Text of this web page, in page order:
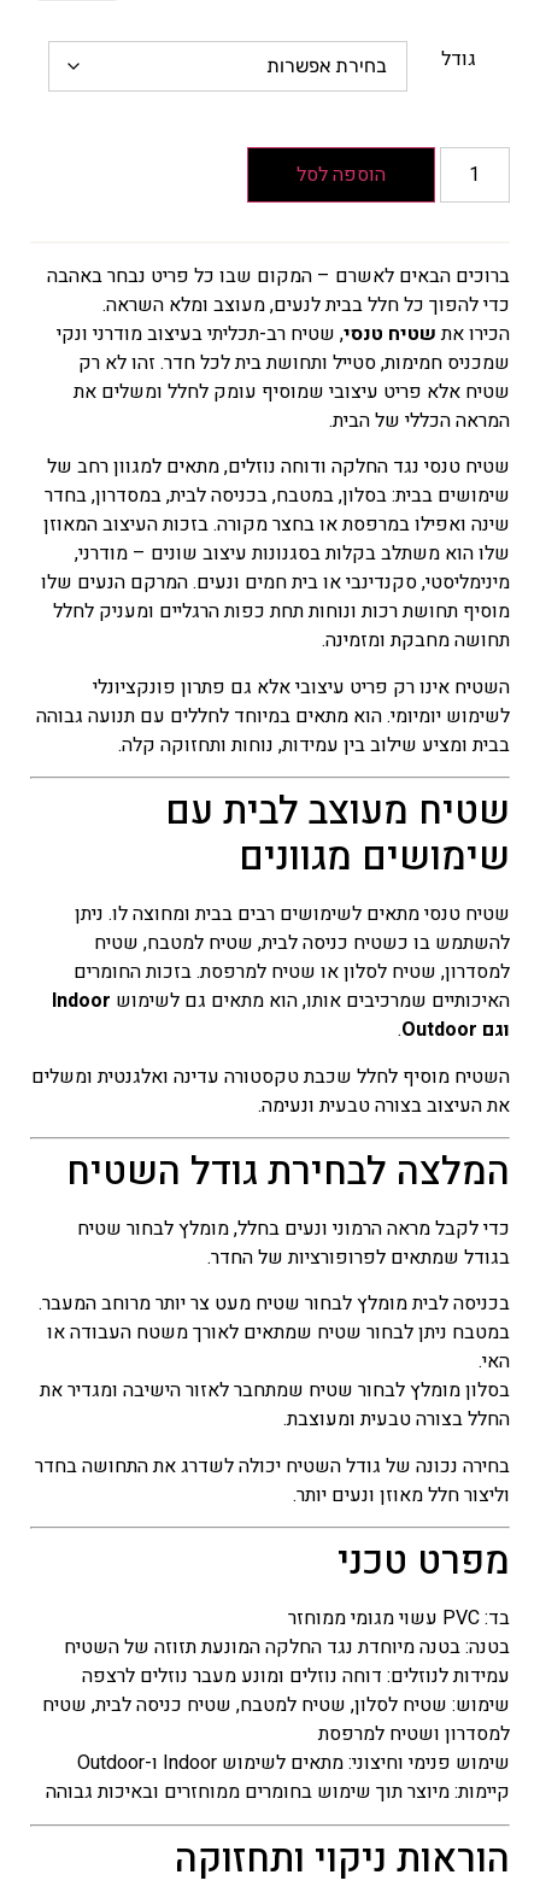
₪220
טווח
מחירים:
המחיר
הנוכחי
הוא
₪55
–
₪154
טווח
מחירים:
עד
גודל
הוספה לסל
ברוכים הבאים לאשרם – המקום שבו כל פריט נבחר באהבה
כדי להפוך כל חלל בבית לנעים, מעוצב ומלא השראה.
הכירו אתשטיח טנסי, שטיח רב-תכליתי בעיצוב מודרני ונקי
שמכניס חמימות, סטייל ותחושת בית לכל חדר. זהו לא רק
שטיח אלא פריט עיצובי שמוסיף עומק לחלל ומשלים את
המראה הכללי של הבית.
שטיח טנסי נגד החלקה ודוחה נוזלים, מתאים למגוון רחב של
שימושים בבית: בסלון, במטבח, בכניסה לבית, במסדרון, בחדר
שינה ואפילו במרפסת או בחצר מקורה. בזכות העיצוב המאוזן
שלו הוא משתלב בקלות בסגנונות עיצוב שונים – מודרני,
מינימליסטי, סקנדינבי או בית חמים ונעים. המרקם הנעים שלו
מוסיף תחושת רכות ונוחות תחת כפות הרגליים ומעניק לחלל
תחושה מחבקת ומזמינה.
השטיח אינו רק פריט עיצובי אלא גם פתרון פונקציונלי
לשימוש יומיומי. הוא מתאים במיוחד לחללים עם תנועה גבוהה
בבית ומציע שילוב בין עמידות, נוחות ותחזוקה קלה.
שטיח מעוצב לבית עם
שימושים מגוונים
שטיח טנסי מתאים לשימושים רבים בבית ומחוצה לו. ניתן
להשתמש בו כשטיח כניסה לבית, שטיח למטבח, שטיח
למסדרון, שטיח לסלון או שטיח למרפסת. בזכות החומרים
האיכותיים שמרכיבים אותו, הוא מתאים גם לשימוש Indoor
וגם Outdoor
.
השטיח מוסיף לחלל שכבת טקסטורה עדינה ואלגנטית ומשלים
את העיצוב בצורה טבעית ונעימה.
המלצה לבחירת גודל השטיח
כדי לקבל מראה הרמוני ונעים בחלל, מומלץ לבחור שטיח
בגודל שמתאים לפרופורציות של החדר.
בכניסה לבית מומלץ לבחור שטיח מעט צר יותר מרוחב המעבר.
במטבח ניתן לבחור שטיח שמתאים לאורך משטח העבודה או
האי.
בסלון מומלץ לבחור שטיח שמתחבר לאזור הישיבה ומגדיר את
החלל בצורה טבעית ומעוצבת.
בחירה נכונה של גודל השטיח יכולה לשדרג את התחושה בחדר
וליצור חלל מאוזן ונעים יותר.
מפרט טכני
בד: PVC עשוי מגומי ממוחזר
בטנה: בטנה מיוחדת נגד החלקה המונעת תזוזה של השטיח
עמידות לנוזלים: דוחה נוזלים ומונע מעבר נוזלים לרצפה
שימוש: שטיח לסלון, שטיח למטבח, שטיח כניסה לבית, שטיח
למסדרון ושטיח למרפסת
שימוש פנימי וחיצוני: מתאים לשימוש Indoor ו-Outdoor
קיימות: מיוצר תוך שימוש בחומרים ממוחזרים ובאיכות גבוהה
הוראות ניקוי ותחזוקה